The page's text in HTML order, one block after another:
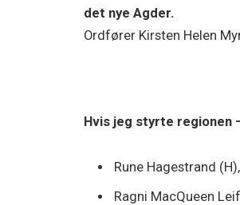
det nye Agder.
Ordfører Kirsten Helen
Hvis jeg styrte
Rune Hagestrand
Ragni MacQueen